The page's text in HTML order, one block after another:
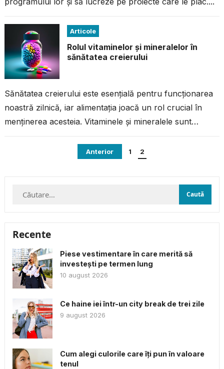
Articole
Rolul vitaminelor și mineralelor în
sănătatea creierului
Sănătatea creierului este esențială pentru funcționarea
noastră zilnică, iar alimentația joacă un rol crucial în
menținerea acesteia. Vitaminele și mineralele sunt
Anterior 1 2
Caută
Recente
Piese vestimentare în care merită să
investești pe termen lung
10 august 2026
Ce haine iei într-un city break de trei zile
9 august 2026
Cum alegi culorile care îți pun în valoare
tenul